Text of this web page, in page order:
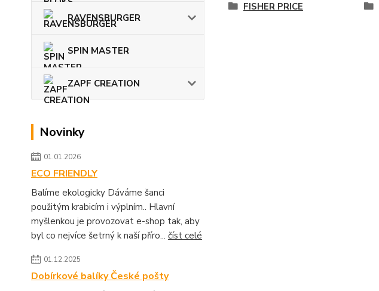
RAVENSBURGER
SPIN MASTER
ZAPF CREATION
Novinky
01.01.2026
ECO FRIENDLY
Balíme ekologicky Dáváme šanci
použitým krabicím i výplním.. Hlavní
myšlenkou je provozovat e-shop tak, aby
byl co nejvíce šetrný k naší příro... číst celé
01.12.2025
Dobírkové balíky České pošty
FISHER PRICE